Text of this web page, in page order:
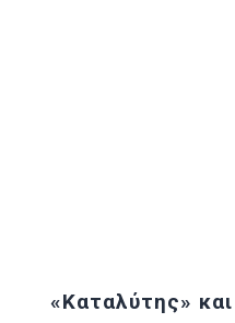
«Καταλύτης»